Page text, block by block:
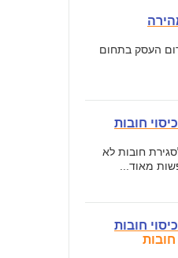
העסק בתחום
חובות
חובות לא
מאוד...
חובות